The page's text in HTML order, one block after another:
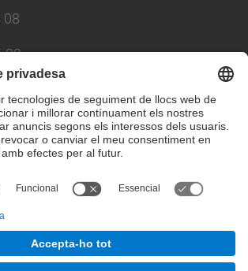
08
22
Professional. SDP.